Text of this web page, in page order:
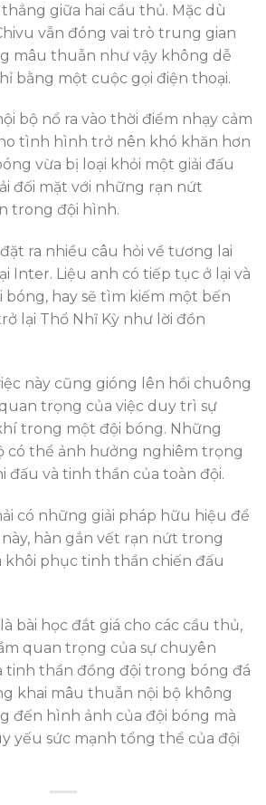
giữa hai cầu thủ. Mặc dù
vẫn đóng vai trò trung gian
mâu thuẫn như vậy không dễ
bằng một cuộc gọi điện thoại.
bộ nổ ra vào thời điểm nhạy cảm
tình hình trở nên khó khăn hơn
vừa bị loại khỏi một giải đấu
đối mặt với những rạn nứt
trong đội hình.
ra nhiều câu hỏi về tương lai
Inter. Liệu anh có tiếp tục ở lại và
bóng, hay sẽ tìm kiếm một bến
lại Thổ Nhĩ Kỳ như lời đồn
này cũng gióng lên hồi chuông
trọng của việc duy trì sự
trong một đội bóng. Những
có thể ảnh hưởng nghiêm trọng
và tinh thần của toàn đội.
có những giải pháp hữu hiệu để
hàn gắn vết rạn nứt trong
khôi phục tinh thần chiến đấu
bài học đắt giá cho các cầu thủ,
quan trọng của sự chuyên
tinh thần đồng đội trong bóng đá
khai mâu thuẫn nội bộ không
đến hình ảnh của đội bóng mà
yếu sức mạnh tổng thể của đội